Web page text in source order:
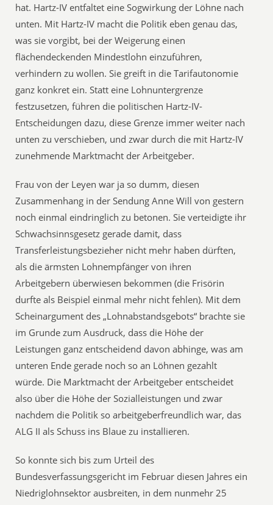
hat. Hartz-IV entfaltet eine Sogwirkung der Löhne nach
unten. Mit Hartz-IV macht die Politik eben genau das,
was sie vorgibt, bei der Weigerung einen
flächendeckenden Mindestlohn einzuführen,
verhindern zu wollen. Sie greift in die Tarifautonomie
ganz konkret ein. Statt eine Lohnuntergrenze
festzusetzen, führen die politischen Hartz-IV-
Entscheidungen dazu, diese Grenze immer weiter nach
unten zu verschieben, und zwar durch die mit Hartz-IV
zunehmende Marktmacht der Arbeitgeber.
Frau von der Leyen war ja so dumm, diesen
Zusammenhang in der Sendung Anne Will von gestern
noch einmal eindringlich zu betonen. Sie verteidigte ihr
Schwachsinnsgesetz gerade damit, dass
Transferleistungsbezieher nicht mehr haben dürften,
als die ärmsten Lohnempfänger von ihren
Arbeitgebern überwiesen bekommen (die Frisörin
durfte als Beispiel einmal mehr nicht fehlen). Mit dem
Scheinargument des „Lohnabstandsgebots“ brachte sie
im Grunde zum Ausdruck, dass die Höhe der
Leistungen ganz entscheidend davon abhinge, was am
unteren Ende gerade noch so an Löhnen gezahlt
würde. Die Marktmacht der Arbeitgeber entscheidet
also über die Höhe der Sozialleistungen und zwar
nachdem die Politik so arbeitgeberfreundlich war, das
ALG II als Schuss ins Blaue zu installieren.
So konnte sich bis zum Urteil des
Bundesverfassungsgericht im Februar diesen Jahres ein
Niedriglohnsektor ausbreiten, in dem nunmehr 25